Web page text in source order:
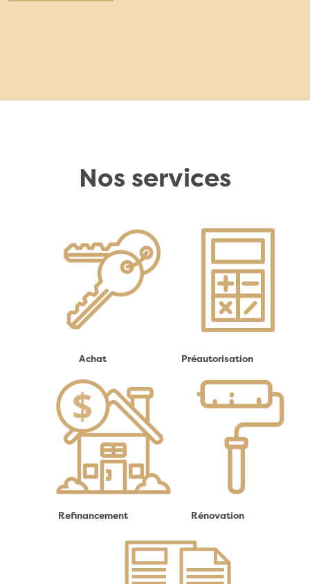
Nos services
Achat Préautorisation
Refinancement Rénovation